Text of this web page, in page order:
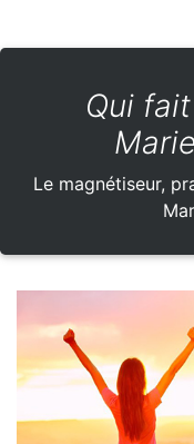
Qui
Le magnétiseur,